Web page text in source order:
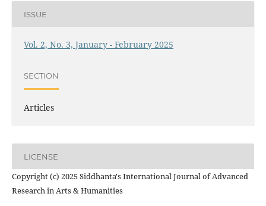
ISSUE
Vol. 2, No. 3, January - February 2025
SECTION
Articles
LICENSE
Copyright (c) 2025 Siddhanta's International Journal of Advanced
Research in Arts & Humanities